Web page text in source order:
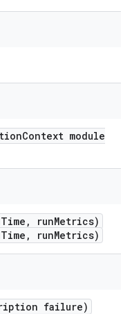
Context module
Time , runMetrics)
runMetrics)
failure)